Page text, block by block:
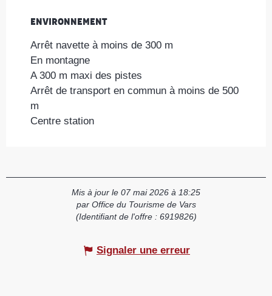
Environnement
Environnement
Arrêt navette à moins de 300 m
En montagne
A 300 m maxi des pistes
Arrêt de transport en commun à moins de 500
m
Centre station
Mis à jour le 07 mai 2026 à 18:25
par Office du Tourisme de Vars
(Identifiant de l'offre : 6919826)
Signaler une erreur